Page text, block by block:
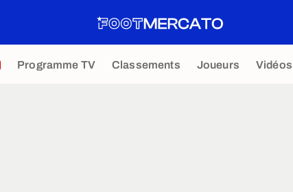
Programme TV Classements Joueurs Vidéos